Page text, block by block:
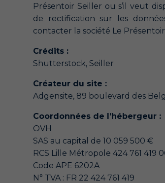
Présentoir Seiller ou s’il veut
de rectification sur les
contacter la société Le
Crédits :
Shutterstock, Seiller
Créateur du site :
Adgensite, 89 boulevard des
Coordonnées de l’hébergeur :
OVH
SAS au capital de 10 059 500 €
RCS Lille Métropole 424 761 419
Code APE 6202A
N° TVA : FR 22 424 761 419